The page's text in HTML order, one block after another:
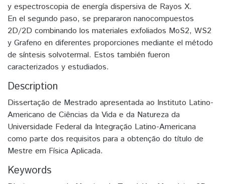
y espectroscopia de energía dispersiva de Rayos X.
En el segundo paso, se prepararon nanocompuestos
2D/2D combinando los materiales exfoliados MoS2, WS2
y Grafeno en diferentes proporciones mediante el método
de síntesis solvotermal. Estos también fueron
caracterizados y estudiados.
Description
Dissertação de Mestrado apresentada ao Instituto Latino-
Americano de Ciências da Vida e da Natureza da
Universidade Federal da Integração Latino-Americana
como parte dos requisitos para a obtenção do título de
Mestre em Física Aplicada.
Keywords